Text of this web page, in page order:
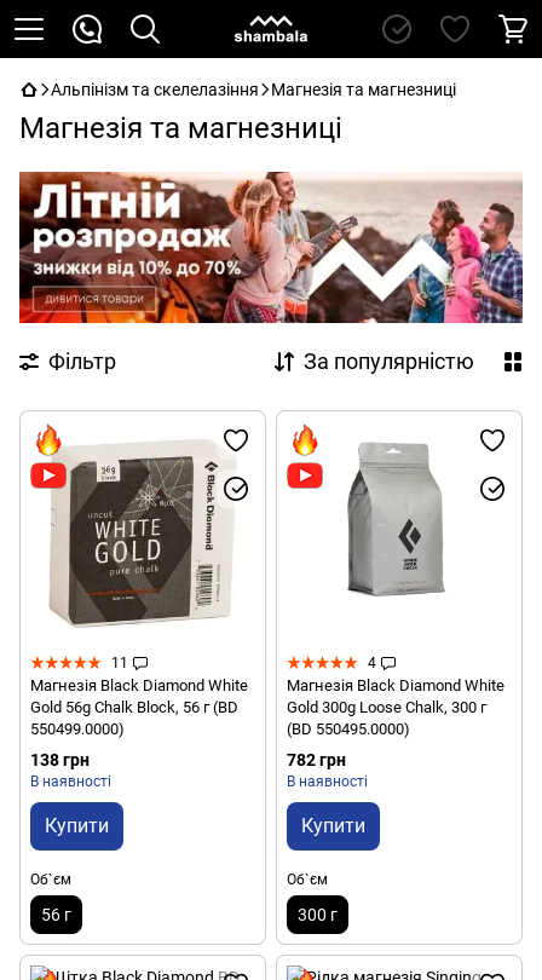
Альпінізм та скелелазіння Магнезія та магнезниці
Магнезія та магнезниці
Фільтр За популярністю
11
Магнезія Black Diamond White
Gold 56g Chalk Block, 56 г (BD
550499.0000)
138 грн
В наявності
Купити
Об`єм
56 г
4
Магнезія Black Diamond White
Gold 300g Loose Chalk, 300 г
(BD 550495.0000)
782 грн
В наявності
Купити
Об`єм
300 г